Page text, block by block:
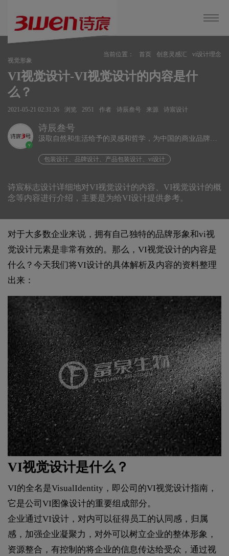
当前位置： 首页 创意灵感汇
vi设计理念
视觉形象
VI视觉设计-VI视觉设计的内容是什
么？
2021-05-21 02:31:26 浏览 2951 作者 诗辰叁号 来源 诗宸设计
v
诗辰叁号
汲取自然和生活给予的灵感和哲学，为中国的商业品牌发
包装设计、品牌设计、产品包装设计、vi设计
诗宸标志设计详细地对VI视觉设计的内容、VI视觉设计的概
念等内容进行介绍，主要是为给VI设计提供参考。
对于大多数企业来说，拥有自己独特的品牌形象和vi视
觉设计元素是非常有效的。那么，VI视觉设计的内容是
什么？今天我们将VI设计的具体解析及内容的资料整理
出来：
VI视觉设计是什么？
VI的全名是VisualIdentity，即公司的VI视觉设计指南，
它是公司VI图像设计的重要组成部分。
企业通过VI设计，对内可以征得员工的认同感，归属
感，加强企业凝聚力，对外可以树立企业的整体形象，
资源整合，有控制的将企业的信息传达给受众，通过视